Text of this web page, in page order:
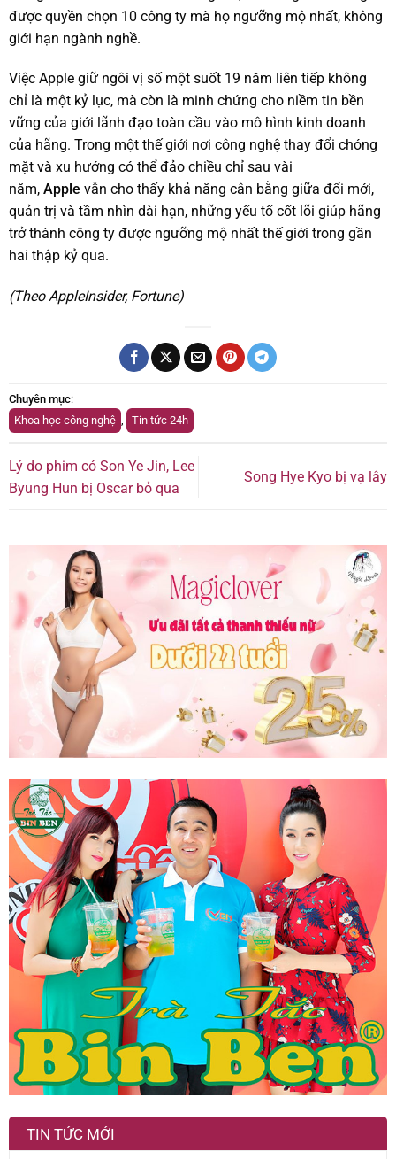
được quyền chọn 10 công ty mà họ ngưỡng mộ nhất, không
giới hạn ngành nghề.
Việc Apple giữ ngôi vị số một suốt 19 năm liên tiếp không
chỉ là một kỷ lục, mà còn là minh chứng cho niềm tin bền
vững của giới lãnh đạo toàn cầu vào mô hình kinh doanh
của hãng. Trong một thế giới nơi công nghệ thay đổi chóng
mặt và xu hướng có thể đảo chiều chỉ sau vài
năm, Apple vẫn cho thấy khả năng cân bằng giữa đổi mới,
quản trị và tầm nhìn dài hạn, những yếu tố cốt lõi giúp hãng
trở thành công ty được ngưỡng mộ nhất thế giới trong gần
hai thập kỷ qua.
(Theo AppleInsider, Fortune)
Chuyên mục:
Khoa học công nghệ
Tin tức 24h
Lý do phim có Son Ye Jin, Lee
Byung Hun bị Oscar bỏ qua
Song Hye Kyo bị vạ lây
TIN TỨC MỚI